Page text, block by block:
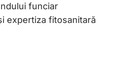
funciar
expertiza fitosanitară